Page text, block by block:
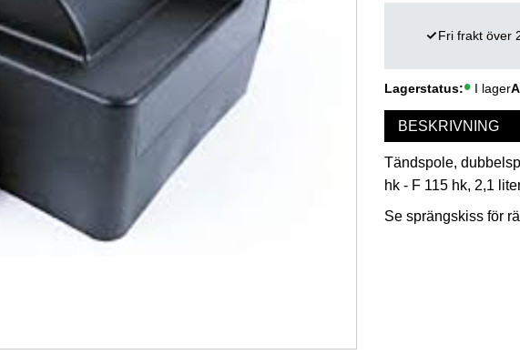
Lagerstatus I lager
Fri frakt över
BESKRIVNING
Tändspole,
hk - F 115 hk, 2,1
Se sprängskiss för